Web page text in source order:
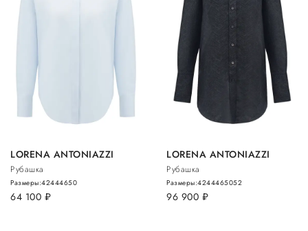
LORENA ANTONIAZZI
Рубашка
64 100 руб.
Размеры:42444650
LORENA ANTONIAZZI
Рубашка
96 900 руб.
Размеры:4244465052